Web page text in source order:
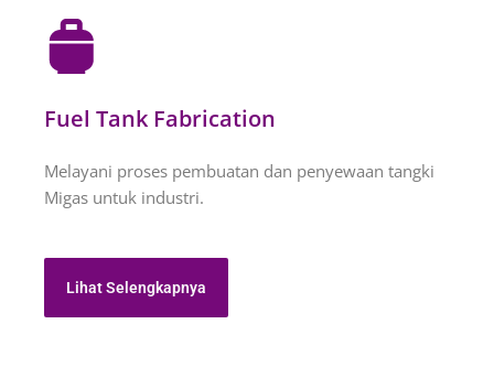
Fuel Tank Fabrication
Melayani proses pembuatan dan penyewaan tangki
Migas untuk industri.
Lihat Selengkapnya